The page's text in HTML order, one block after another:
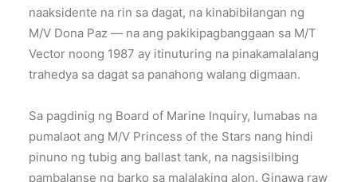
naaksidente na rin sa dagat, na kinabibilangan ng
M/V Dona Paz — na ang pakikipagbanggaan sa M/T
Vector noong 1987 ay itinuturing na pinakamalalang
trahedya sa dagat sa panahong walang digmaan.
Sa pagdinig ng Board of Marine Inquiry, lumabas na
pumalaot ang M/V Princess of the Stars nang hindi
pinuno ng tubig ang ballast tank, na nagsisilbing
pambalanse ng barko sa malalaking alon. Ginawa raw